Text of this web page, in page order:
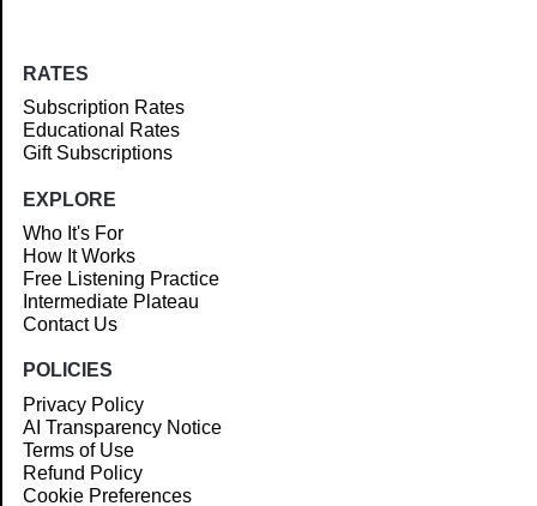
RATES
Subscription Rates
Educational Rates
Gift Subscriptions
EXPLORE
Who It's For
How It Works
Free Listening Practice
Intermediate Plateau
Contact Us
POLICIES
Privacy Policy
AI Transparency Notice
Terms of Use
Refund Policy
Cookie Preferences